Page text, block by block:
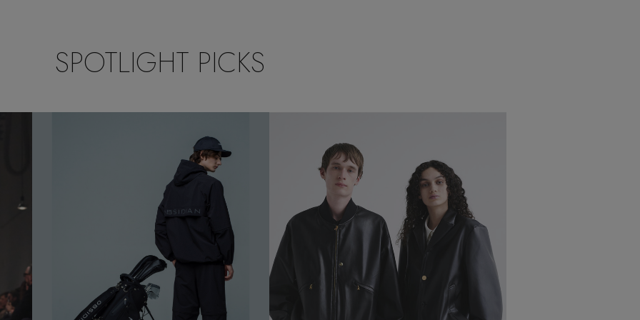
SPOTLIGHT PICKS